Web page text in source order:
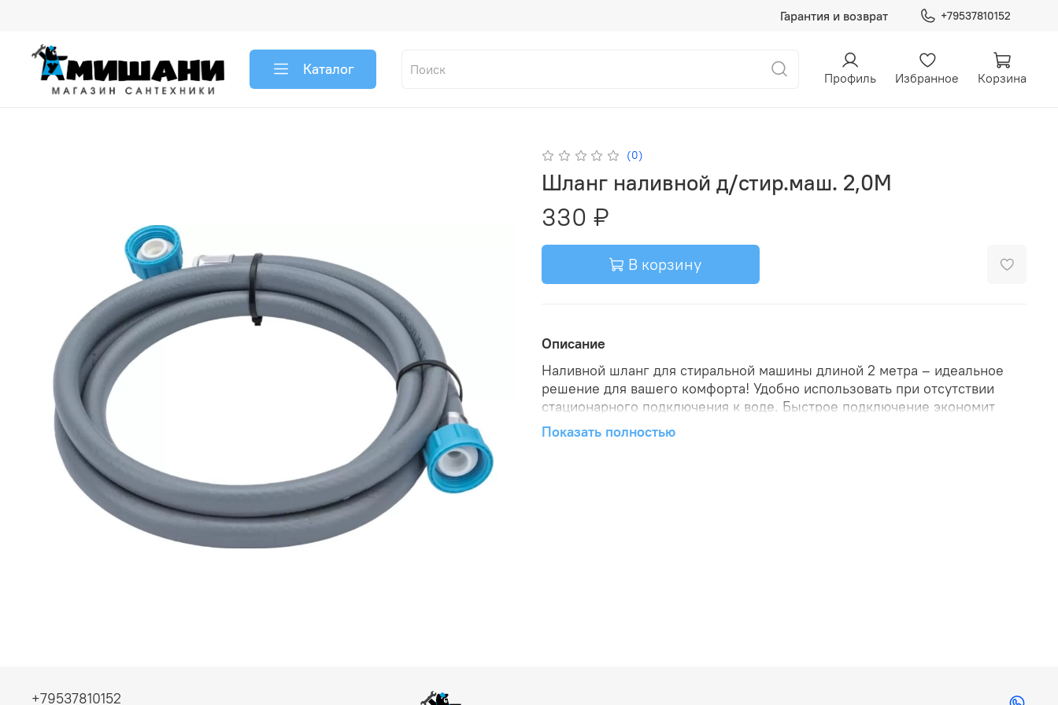
Гарантия и возврат +79537810152
Каталог Профиль Избранное Корзина
(0)
Шланг наливной д/стир.маш. 2,0М
330 ₽
В корзину
Описание
Наливной шланг для стиральной машины длиной 2 метра – идеальное
решение для вашего комфорта! Удобно использовать при отсутствии
стационарного подключения к воде. Быстрое подключение экономит
время и усилия. Премиальное качество материалов обеспечивает
надежность и долговечность эксплуатации. Удобная конструкция
Показать полностью
+79537810152